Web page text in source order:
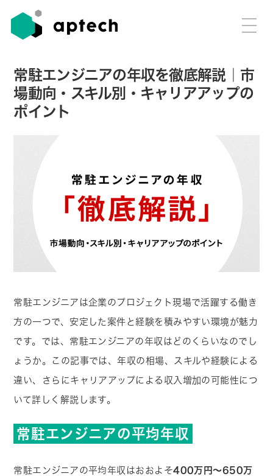
常駐エンジニアの年収を徹底解説｜市
場動向・スキル別・キャリアアップの
ポイント
常駐エンジニアは企業のプロジェクト現場で活躍する働き
方の一つで、安定した案件と経験を積みやすい環境が魅力
です。では、常駐エンジニアの年収はどのくらいなのでし
ょうか。この記事では、年収の相場、スキルや経験による
違い、さらにキャリアアップによる収入増加の可能性につ
いて詳しく解説します。
常駐エンジニアの平均年収
常駐エンジニアの平均年収はおおよそ400万円〜650万